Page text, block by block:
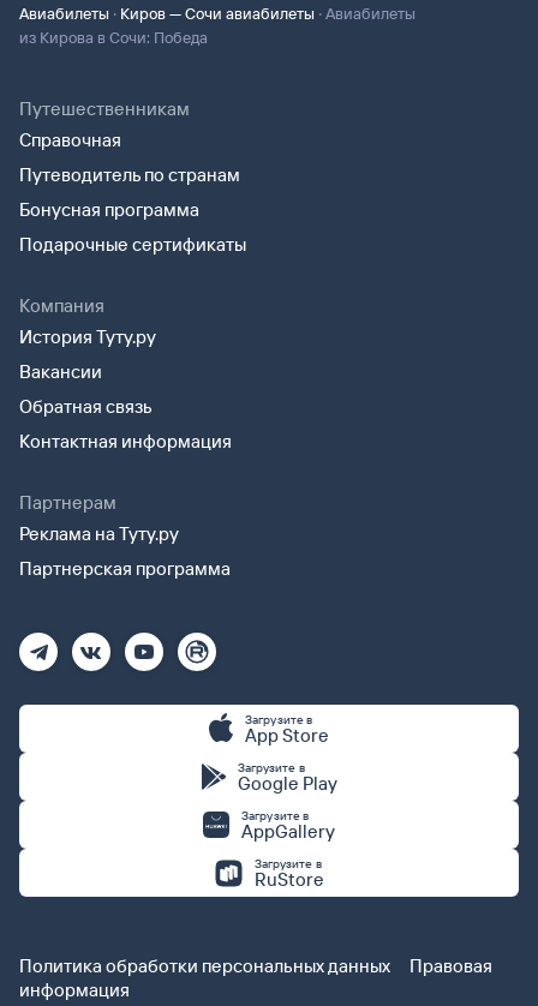
Авиабилеты · Киров — Сочи авиабилеты ·Авиабилеты
из Кирова в Сочи: Победа
Путешественникам
Справочная
Путеводитель по странам
Бонусная программа
Подарочные сертификаты
Компания
История Туту.ру
Вакансии
Обратная связь
Контактная информация
Партнерам
Реклама на Туту.ру
Партнерская программа
Загрузите в
App Store
Загрузите в
Google Play
Загрузите в
AppGallery
Загрузите в
RuStore
Политика обработки персональных данных
Правовая
информация